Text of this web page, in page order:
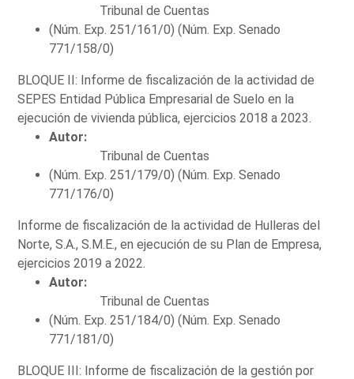
Tribunal de Cuentas
(Núm. Exp. 251/161/0) (Núm. Exp. Senado
771/158/0)
BLOQUE II: Informe de fiscalización de la actividad de
SEPES Entidad Pública Empresarial de Suelo en la
ejecución de vivienda pública, ejercicios 2018 a 2023.
Autor:
Tribunal de Cuentas
(Núm. Exp. 251/179/0) (Núm. Exp. Senado
771/176/0)
Informe de fiscalización de la actividad de Hulleras del
Norte, S.A., S.M.E., en ejecución de su Plan de Empresa,
ejercicios 2019 a 2022.
Autor:
Tribunal de Cuentas
(Núm. Exp. 251/184/0) (Núm. Exp. Senado
771/181/0)
BLOQUE III: Informe de fiscalización de la gestión por